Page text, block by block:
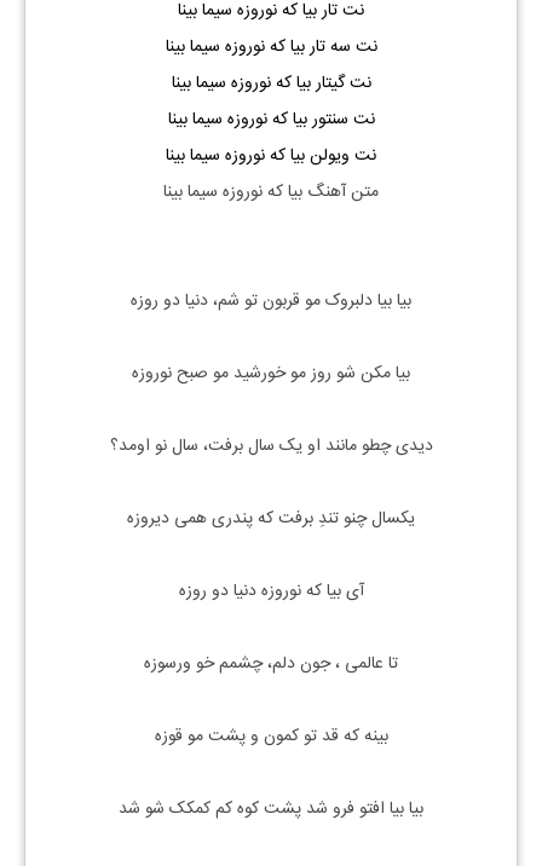
نت تار بیا که نوروزه سیما بینا
نت سه تار بیا که نوروزه سیما بینا
نت گیتار بیا که نوروزه سیما بینا
نت سنتور بیا که نوروزه سیما بینا
نت ویولن بیا که نوروزه سیما بینا
متن آهنگ بیا که نوروزه سیما بینا
بیا بیا دلبروک مو قربون تو شم، دنیا دو روزه
بیا مکن شو روز مو خورشید مو صبح نوروزه
دیدی چطو مانند او یک سال برفت، سال نو اومد؟
یکسال چنو تندِ برفت که پندری همی دیروزه
آی بیا که نوروزه دنیا دو روزه
تا عالمی ، جون دلم، چشمم خو ورسوزه
بینه که قد تو کمون و پشت مو قوزه
بیا بیا افتو فرو شد پشت کوه کم کمکک شو شد